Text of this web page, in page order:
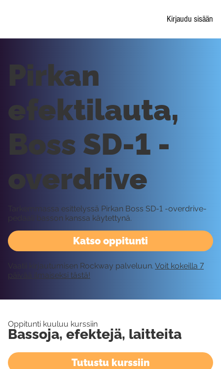
Kirjaudu sisään
Katso oppitunti
Pirkan
efektilauta,
Boss SD-1 -
overdrive
Tarkemmassa esittelyssä Pirkan Boss SD-1 -overdrive-
pedaali basson kanssa käytettynä.
Vaatii kirjautumisen Rockway palveluun. Voit kokeilla 7
päivää ilmaiseksi tästä!
Oppitunti kuuluu kurssiin
Bassoja, efektejä, laitteita
Tutustu kurssiin